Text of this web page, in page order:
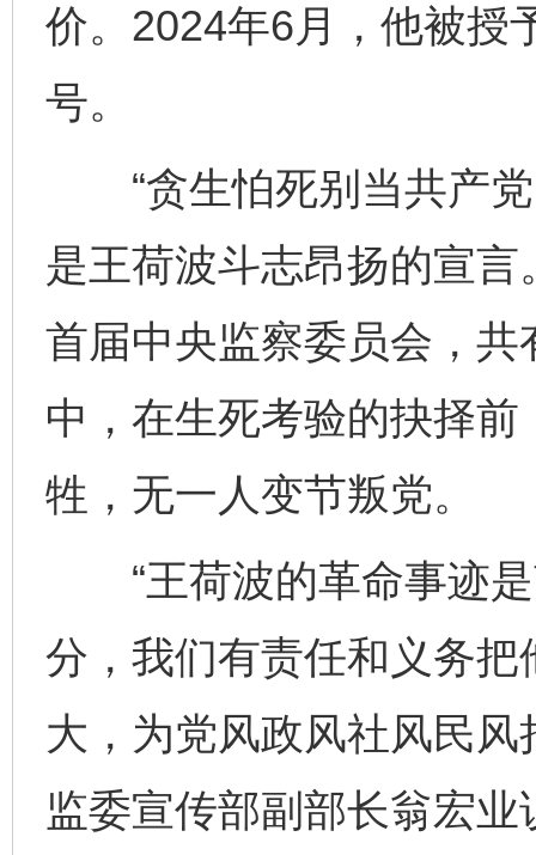
价。2024年6月，他被授
号。
“贪生怕死别当共产党
是王荷波斗志昂扬的宣
首届中央监察委员会，
中，在生死考验的抉择
牲，无一人变节叛党。
“王荷波的革命事迹是
分，我们有责任和义务
大，为党风政风社风民
监委宣传部副部长翁宏业